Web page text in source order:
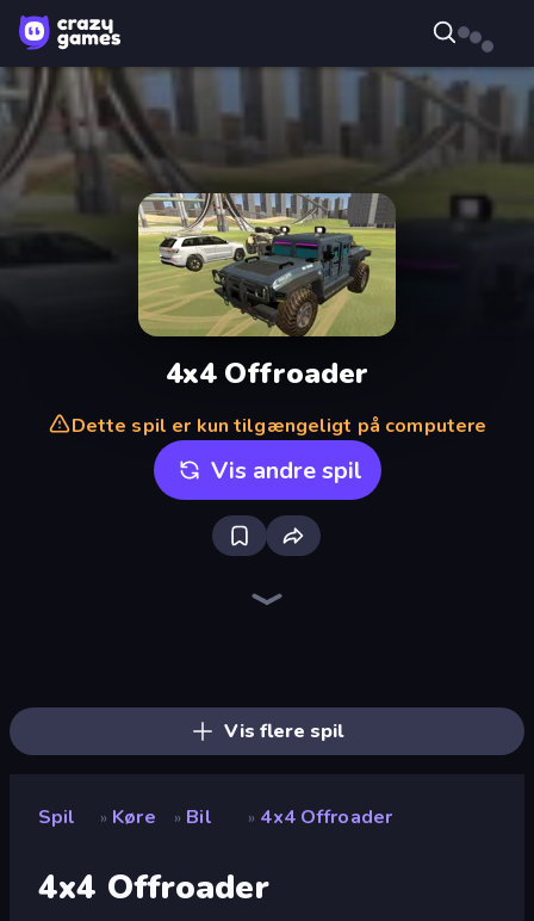
4x4 Offroader
Dette spil er kun tilgængeligt på computere
Vis andre spil
Vis flere spil
Spil » Køre » Bil » 4x4 Offroader
4x4 Offroader